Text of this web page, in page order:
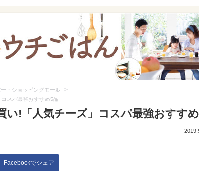
ー・ショッピングモール >
スパ最強おすすめ5品
い!「人気チーズ」コスパ最強おすす
Facebookでシェア